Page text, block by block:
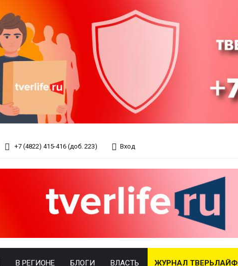
+7 (4822) 415-416 (доб. 223) Вход
В РЕГИОНЕ БЛОГИ ВЛАСТЬ ЖУРНАЛ ТВЕРЬЛАЙФ